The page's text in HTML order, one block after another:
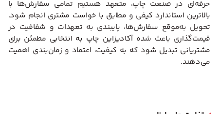
حرفه‌ای در صنعت چاپ، متعهد هستیم تمامی سفارش‌ها با
بالاترین استاندارد کیفی و مطابق با خواست مشتری انجام شود.
تحویل به‌موقع سفارش‌ها، پایبندی به تعهدات و شفافیت در
قیمت‌گذاری باعث شده آکادیزاین چاپ به انتخابی مطمئن برای
مشتریانی تبدیل شود که به کیفیت، اعتماد و زمان‌بندی اهمیت
می‌دهند.